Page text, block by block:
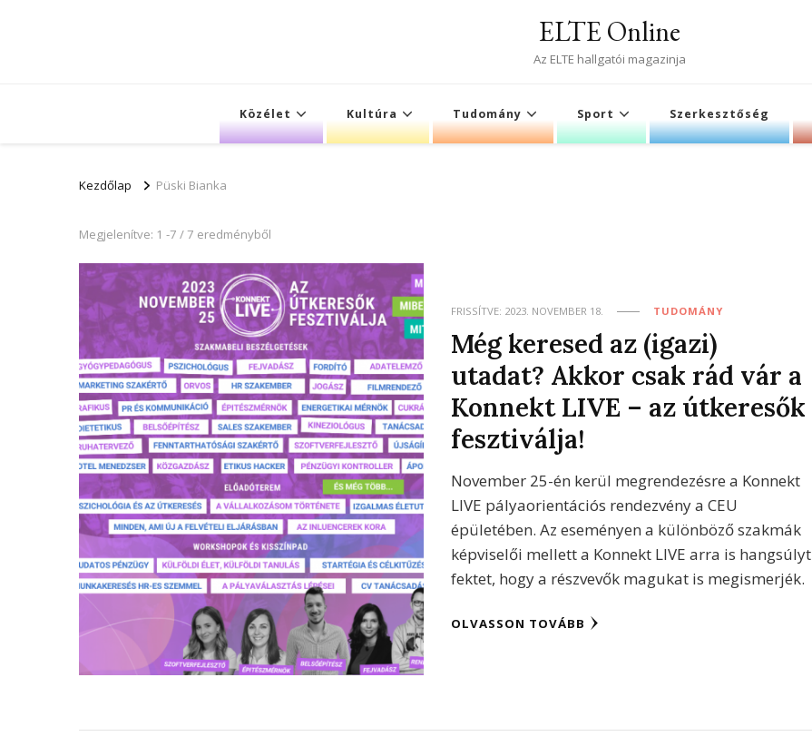
ELTE Online
Az ELTE hallgatói magazinja
Közélet Kultúra Tudomány Sport Szerkesztőség
Kezdőlap Püski Bianka
Megjelenítve: 1 -7 / 7 eredményből
FRISSÍTVE: 2023. NOVEMBER 18. TUDOMÁNY
Még keresed az (igazi)
utadat? Akkor csak rád vár a
Konnekt LIVE – az útkeresők
fesztiválja!
November 25-én kerül megrendezésre a Konnekt
LIVE pályaorientációs rendezvény a CEU
épületében. Az eseményen a különböző szakmák
képviselői mellett a Konnekt LIVE arra is hangsúlyt
fektet, hogy a részvevők magukat is megismerjék.
OLVASSON TOVÁBB